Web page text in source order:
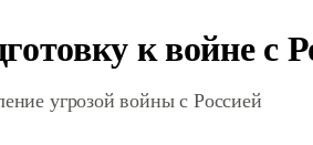
к войне с
угрозой войны с Россией